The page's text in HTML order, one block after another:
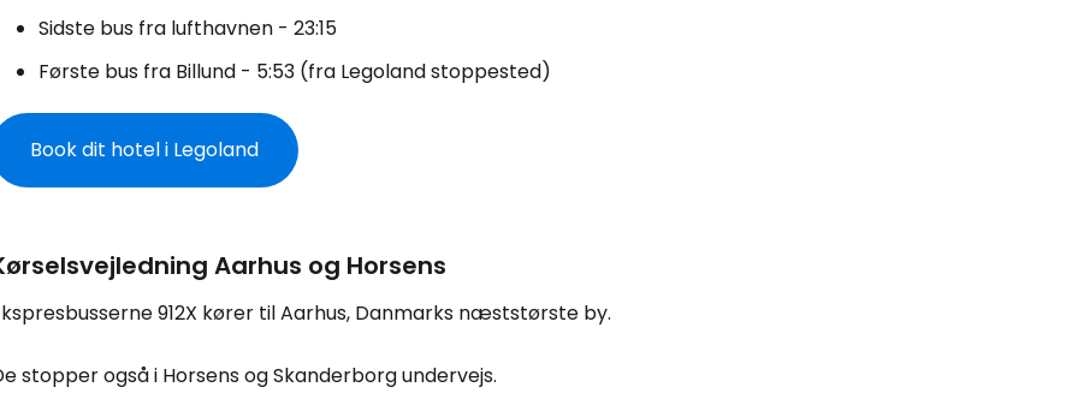
Sidste bus fra lufthavnen - 23:15
Første bus fra Billund - 5:53 (fra Legoland stoppested)
Book dit hotel i Legoland
Aarhus og Horsens
912X kører til Aarhus, Danmarks næststørste by.
stopper også i Horsens og Skanderborg undervejs.
Log ind på Cestee
... det verdensomspændende rejsefællesskab
Fortsæt med Google